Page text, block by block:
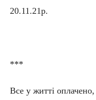
20.11.21р.
***
Все у житті оплачено,